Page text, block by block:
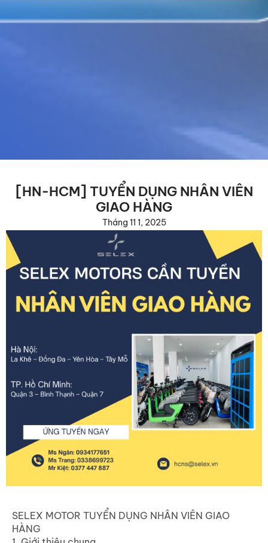
[HN-HCM] TUYỂN DỤNG NHÂN VIÊN
GIAO HÀNG
Tháng 11 1, 2025
SELEX MOTOR TUYỂN DỤNG NHÂN VIÊN GIAO
HÀNG